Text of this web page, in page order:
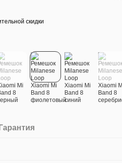
скидки
Гарантия